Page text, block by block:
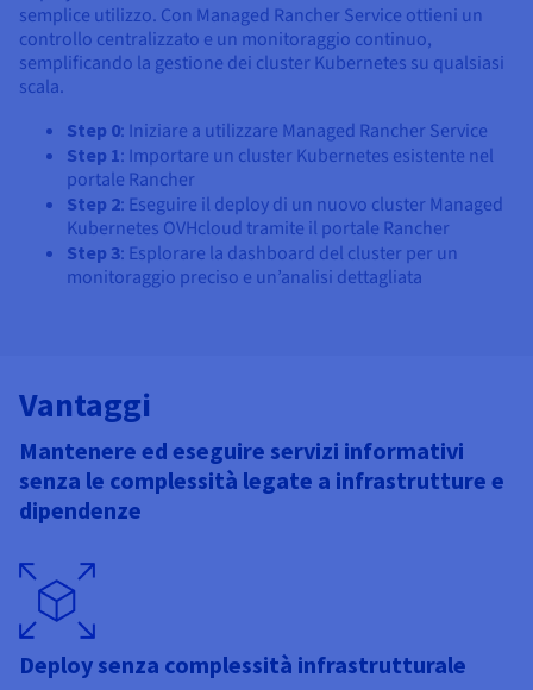
semplice utilizzo. Con Managed Rancher Service ottieni un
controllo centralizzato e un monitoraggio continuo,
semplificando la gestione dei cluster Kubernetes su qualsiasi
scala.
Step 0: Iniziare a utilizzare Managed Rancher Service
Step 1: Importare un cluster Kubernetes esistente nel
portale Rancher
Step 2: Eseguire il deploy di un nuovo cluster Managed
Kubernetes OVHcloud tramite il portale Rancher
Step 3: Esplorare la dashboard del cluster per un
monitoraggio preciso e un’analisi dettagliata
Vantaggi
Mantenere ed eseguire servizi informativi
senza le complessità legate a infrastrutture e
dipendenze
Deploy senza complessità infrastrutturale